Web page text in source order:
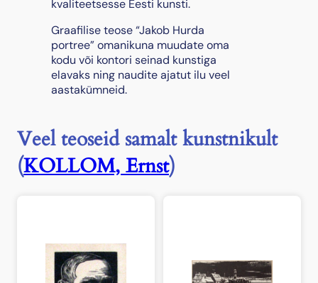
k
g
kvaliteetsesse Eesti kunsti.
Graafilise teose “Jakob Hurda
portree” omanikuna muudate oma
kodu või kontori seinad kunstiga
elavaks ning naudite ajatut ilu veel
aastakümneid.
Veel teoseid samalt kunstnikult
(KOLLOM, Ernst)